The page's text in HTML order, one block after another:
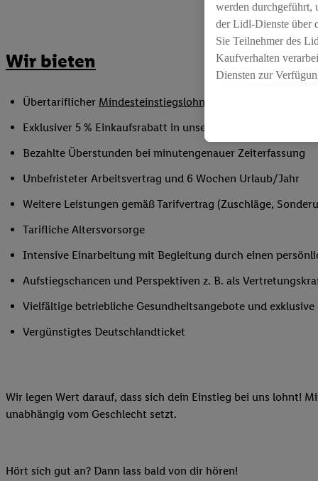
Wir bieten
Übertariflicher Mindesteinstiegslohn
Exklusiver 5 % Einkaufsrabatt in unseren Filialen
Bezahlte Überstunden bei minutengenauer Zeiterfassung
Unbefristeter Arbeitsvertrag und 6 Wochen Urlaub/Jahr
Weitere Leistungen gemäß Tarifvertrag (Zuschläge,
Tarifliche Altersvorsorge
Intensive Einarbeitung mit Begleitung durch einen
Aufstiegschancen und Perspektiven z. B. als
Vielfältige betriebliche Gesundheitsangebote und
Vergünstigtes Deutschlandticket
Wir legen Wert darauf, dass sich dein Einstieg bei uns lohnt!
unabhängig vom Geschlecht setzt.
Hört sich gut an? Dann lass bald von dir hören!
werden durchgeführt,
der Lidl-Dienste über
Sie Teilnehmer des
Kaufverhalten
Diensten zur
Die Erstellung
angereicherten
Ihr Kaufverhalten in
sowie Ihre genauen
Speichern von und/
zur Leistungs-/
bestehendes Lidl
in gemeinsamer
beschriebene Utiq-
Sie verfügbar ist.
werden, die von